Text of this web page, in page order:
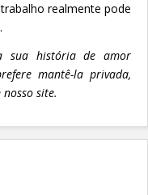
realmente pode
sua história de amor
mantê-la privada,
site.